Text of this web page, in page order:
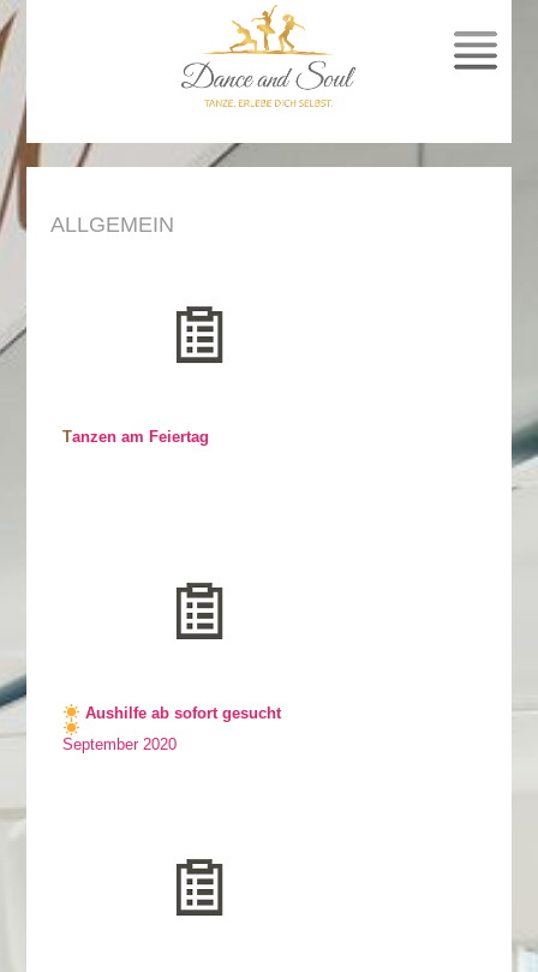
SPRUNG
ALLGEMEIN
Tanzen am Feiertag
Aushilfe ab sofort gesucht
September 2020